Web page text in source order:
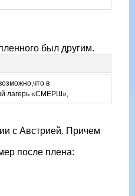
был другим.
в
лагерь «СМЕРШ»,
с Австрией. Причем
после плена: